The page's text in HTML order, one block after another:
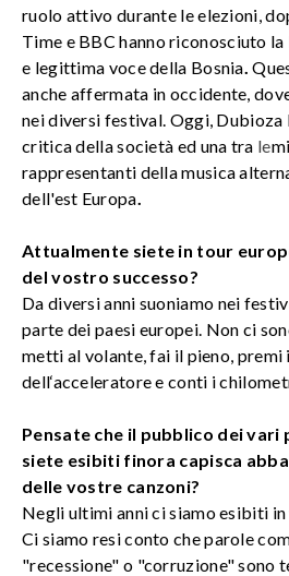
ruolo attivo durante le elezioni,
Time e BBC hanno riconosciuto
e legittima voce della Bosnia.
anche affermata in occidente,
nei diversi festival. Oggi, Dubioza
critica della società ed una tra le
rappresentanti della musica
dell'est Europa.
Attualmente siete in tour
del vostro successo?
Da diversi anni suoniamo nei
parte dei paesi europei. Non ci
metti al volante, fai il pieno, premi
dell‘acceleratore e conti i
Pensate che il pubblico dei vari
siete esibiti finora capisca
delle vostre canzoni?
Negli ultimi anni ci siamo esibiti
Ci siamo resi conto che parole
"recessione" o "corruzione" sono